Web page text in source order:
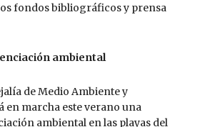
fondos bibliográficos y prensa
ambiental
de Medio Ambiente y
en marcha este verano una
ambiental en las playas del